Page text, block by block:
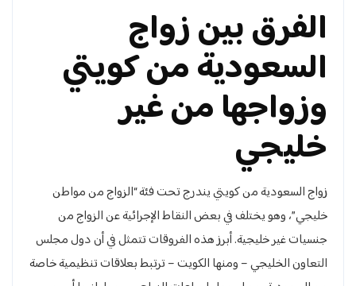
الفرق بين زواج
السعودية من كويتي
وزواجها من غير
خليجي
زواج السعودية من كويتي يندرج تحت فئة “الزواج من مواطن
خليجي”، وهو يختلف في بعض النقاط الإجرائية عن الزواج من
جنسيات غير خليجية. أبرز هذه الفروقات تتمثل في أن دول مجلس
التعاون الخليجي – ومنها الكويت – ترتبط بعلاقات تنظيمية خاصة